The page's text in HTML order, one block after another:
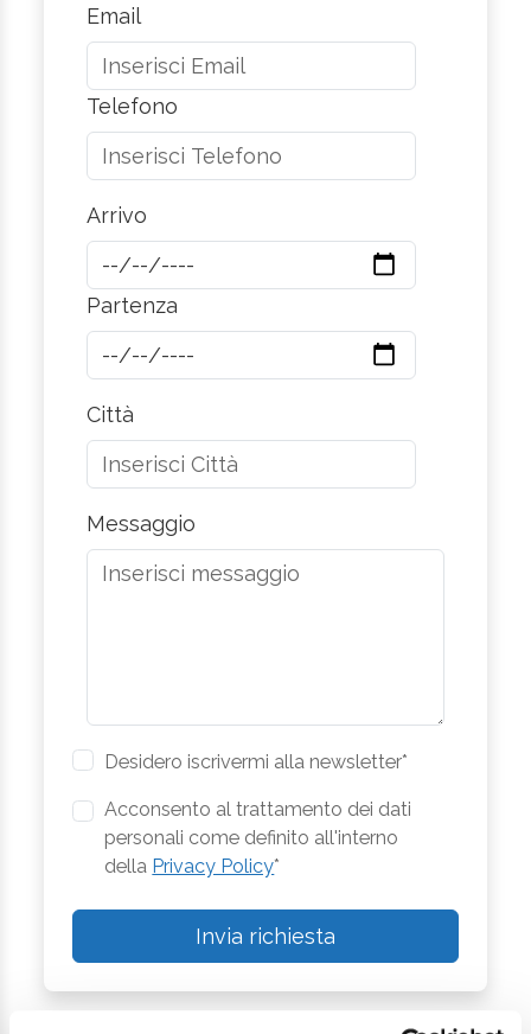
Email
Telefono
Arrivo
Partenza
Città
Messaggio
Desidero iscrivermi alla newsletter*
Acconsento al trattamento dei dati
personali come definito all'interno
della Privacy Policy*
Invia richiesta